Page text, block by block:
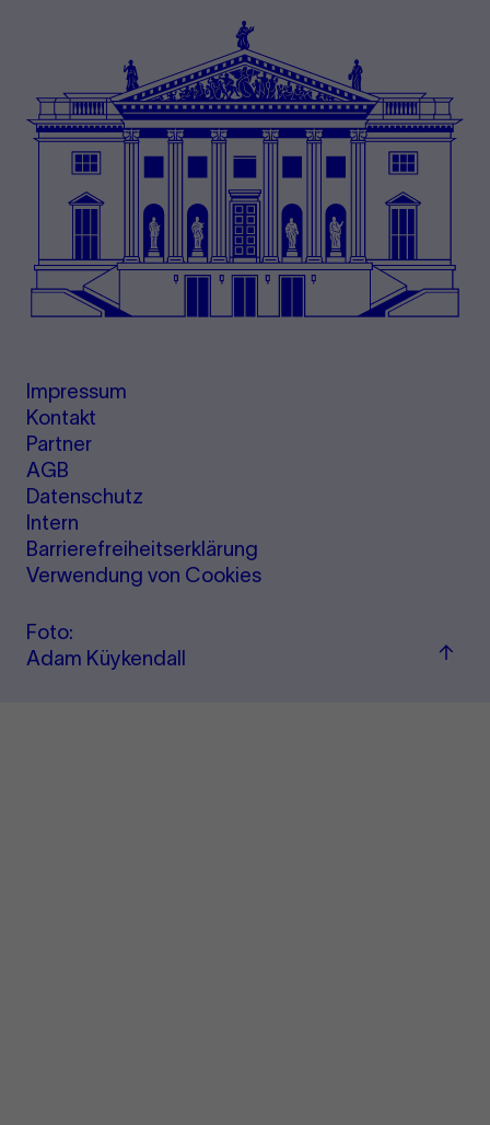
Impressum
Kontakt
Partner
AGB
Datenschutz
Intern
Barrierefreiheitserklärung
Verwendung von Cookies
Foto:
Adam Küykendall
Zum